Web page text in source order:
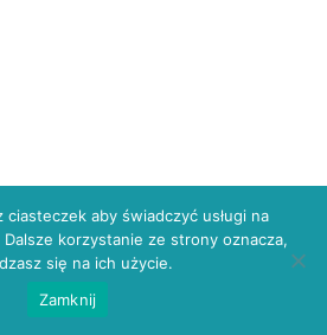
ciasteczek aby świadczyć usługi na
korzystanie ze strony oznacza,
się na ich użycie.
Zamknij